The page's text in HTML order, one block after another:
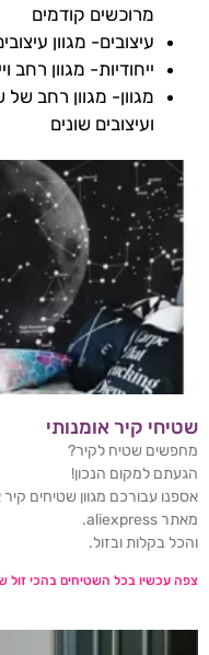
מרוכשים קודמים
עיצובים- מגוון
ייחודיות- מגוון רחב
מגוון- מגוון רחב של
ועיצובים שונים
שטיחי קיר אומנותי
מחפשים שטיח לקיר?
הגעתם למקום הנכון!
אספנו עבורכם מגוון שטיחים קיר
מאתר aliexpress.
והכל בקלות ובזול.
צפה עכשיו בכל השטיחים בהכי זול